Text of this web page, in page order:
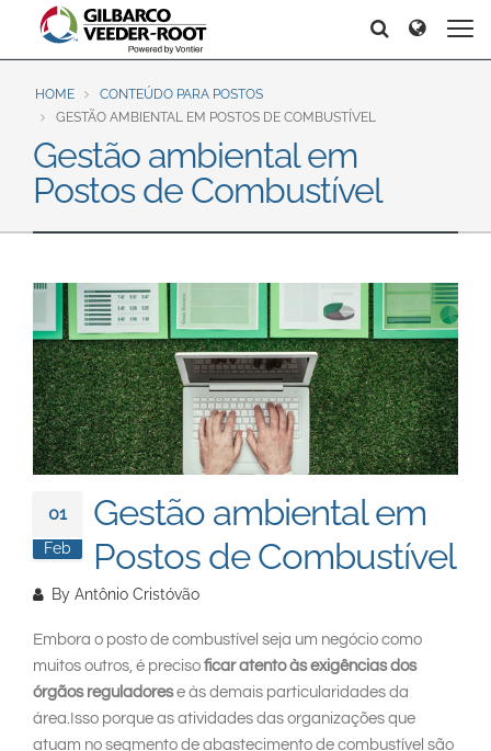
North America
United States
Canada
Latin America
Español English
Brazil
English
Mexico
Español
Europe & CIS
English
Dansk
Français
Magyar
Română
Srpski
Suomi
Middle East and Africa
India
Asia Pacific
Australia
中国
South East Asia
Search
Search Search
HOME
CONTEÚDO PARA POSTOS
GESTÃO AMBIENTAL EM POSTOS DE COMBUSTÍVEL
Gestão ambiental em
Postos de Combustível
01
Feb
Gestão ambiental em
Postos de Combustível
By Antônio Cristóvão
Embora o posto de combustível seja um negócio como
muitos outros, é preciso ficar atento às exigências dos
órgãos reguladorese às demais particularidades da
área. Isso porque as atividades das organizações que
atuam no segmento de abastecimento de combustível são